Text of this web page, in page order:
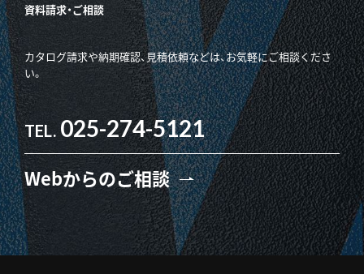
資料請求・ご相談
カタログ請求や納期確認、見積依頼などは、お気軽にご相談くださ
い。
TEL. 025-274-5121
Webからのご相談